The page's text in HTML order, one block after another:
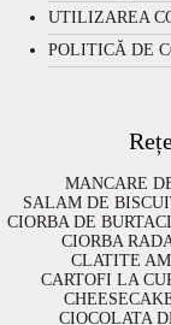
UTILIZAREA
POLITICĂ DE
MANCARE
SALAM DE
CIORBA DE BURTA
CIORBA
CLATITE
CARTOFI LA
CIOCOLATA